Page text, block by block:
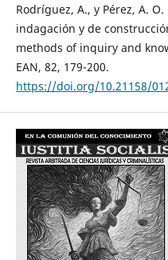
Rodríguez, A., y Pérez, A.
indagación y de
methods of inquiry and
EAN, 82, 179-200.
https://doi.org/10.21158/